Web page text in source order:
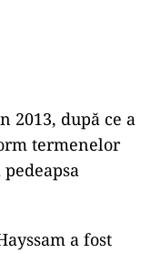
2013, după ce a
termenelor
a fost